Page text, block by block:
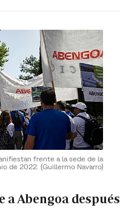
frente a la sede de la
de 2022. (Guillermo Navarro)
a Abengoa después